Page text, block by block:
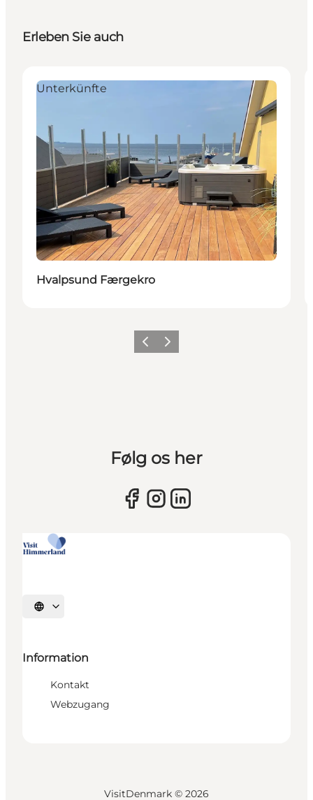
Erleben Sie auch
Unterkünfte
Hvalpsund Færgekro
Vorherige Folie
Nächste Folie
Følg os her
Sprache auswählen
Information
Kontakt
Webzugang
VisitDenmark © 2026